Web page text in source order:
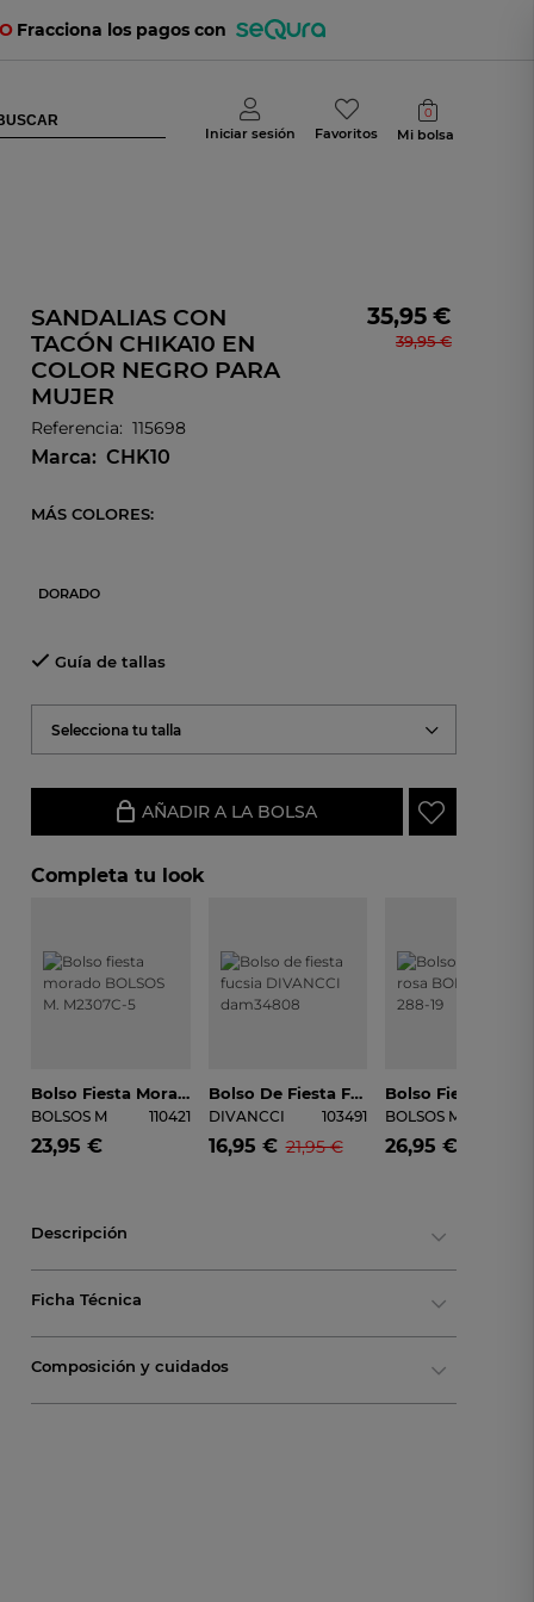
Fracciona los pagos con
Iniciar sesión Favoritos
0
Mi bolsa
SANDALIAS CON
TACÓN CHIKA10 EN
COLOR NEGRO PARA
MUJER
Referencia: 115698
Marca: CHK10
35,95 €
39,95 €
MÁS COLORES:
DORADO
Guía de tallas
Selecciona tu talla
AÑADIR A LA BOLSA
Completa tu look
Bolso Fiesta Morado BOLSOS M. M2307C-5
BOLSOS M 110421
23,95 €
Bolso De Fiesta Fucsia DIVANCCI Dam34808
DIVANCCI 103491
16,95 € 21,95 €
BOLSOS M
26,95 €
Descripción
Ficha Técnica
Composición y cuidados